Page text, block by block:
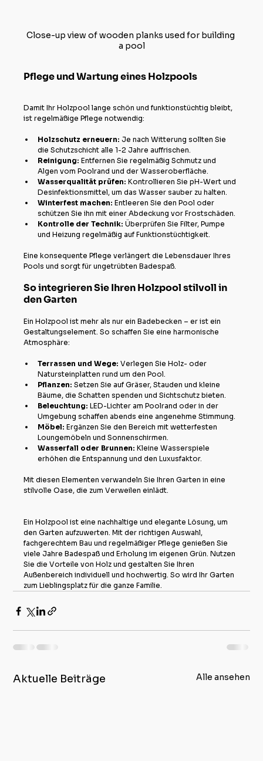
Close-up view of wooden planks used for building
a pool
Pflege und Wartung eines Holzpools
Damit Ihr Holzpool lange schön und funktionstüchtig bleibt,
ist regelmäßige Pflege notwendig:
Holzschutz erneuern: Je nach Witterung sollten Sie
die Schutzschicht alle 1-2 Jahre auffrischen.
Reinigung: Entfernen Sie regelmäßig Schmutz und
Algen vom Poolrand und der Wasseroberfläche.
Wasserqualität prüfen: Kontrollieren Sie pH-Wert und
Desinfektionsmittel, um das Wasser sauber zu halten.
Winterfest machen: Entleeren Sie den Pool oder
schützen Sie ihn mit einer Abdeckung vor Frostschäden.
Kontrolle der Technik: Überprüfen Sie Filter, Pumpe
und Heizung regelmäßig auf Funktionstüchtigkeit.
Eine konsequente Pflege verlängert die Lebensdauer Ihres
Pools und sorgt für ungetrübten Badespaß.
So integrieren Sie Ihren Holzpool stilvoll in
den Garten
Ein Holzpool ist mehr als nur ein Badebecken – er ist ein
Gestaltungselement. So schaffen Sie eine harmonische
Atmosphäre:
Terrassen und Wege: Verlegen Sie Holz- oder
Natursteinplatten rund um den Pool.
Pflanzen: Setzen Sie auf Gräser, Stauden und kleine
Bäume, die Schatten spenden und Sichtschutz bieten.
Beleuchtung: LED-Lichter am Poolrand oder in der
Umgebung schaffen abends eine angenehme Stimmung.
Möbel: Ergänzen Sie den Bereich mit wetterfesten
Loungemöbeln und Sonnenschirmen.
Wasserfall oder Brunnen: Kleine Wasserspiele
erhöhen die Entspannung und den Luxusfaktor.
Mit diesen Elementen verwandeln Sie Ihren Garten in eine
stilvolle Oase, die zum Verweilen einlädt.
Ein Holzpool ist eine nachhaltige und elegante Lösung, um
den Garten aufzuwerten. Mit der richtigen Auswahl,
fachgerechtem Bau und regelmäßiger Pflege genießen Sie
viele Jahre Badespaß und Erholung im eigenen Grün. Nutzen
Sie die Vorteile von Holz und gestalten Sie Ihren
Außenbereich individuell und hochwertig. So wird Ihr Garten
zum Lieblingsplatz für die ganze Familie.
Aktuelle Beiträge Alle ansehen